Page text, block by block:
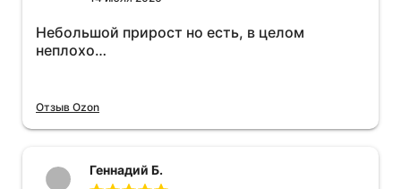
Небольшой прирост но есть, в целом
неплохо…
Отзыв Ozon
Геннадий Б.